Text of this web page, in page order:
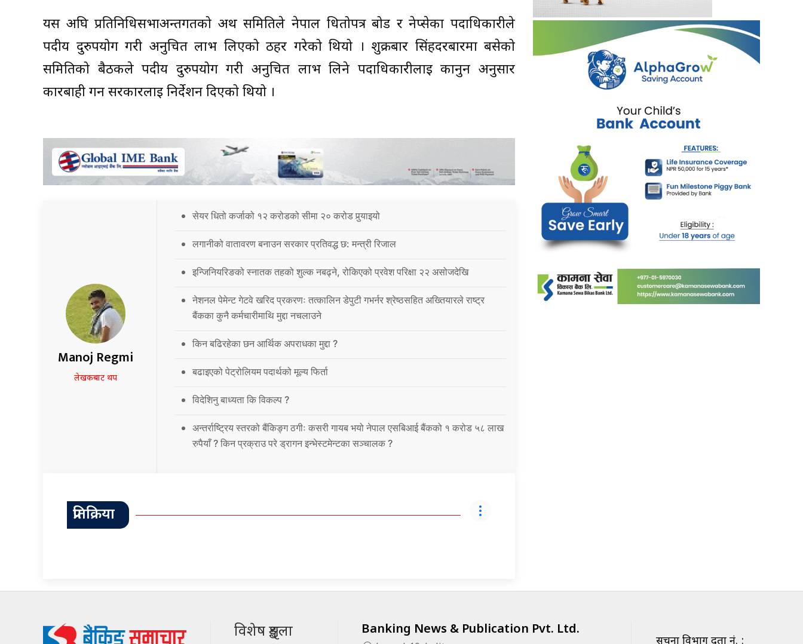
यस अघि प्रतिनिधिसभाअन्तर्गतको अर्थ समितिले नेपाल धितोपत्र बोर्ड र नेप्सेका पदाधिकारीले
पदीय दुरुपयोग गरी अनुचित लाभ लिएको ठहर गरेको थियो । शुक्रबार सिंहदरबारमा बसेको
समितिको बैठकले पदीय दुरुपयोग गरी अनुचित लाभ लिने पदाधिकारीलाई कानुन अनुसार
कारबाही गर्न सरकारलाई निर्देशन दिएको थियो ।
Manoj Regmi
लेखकबाट थप
सेयर धितो कर्जाको १२ करोडको सीमा २० करोड पुर्‍याइयो
लगानीको वातावरण बनाउन सरकार प्रतिवद्ध छ: मन्त्री रिजाल
इन्जिनियरिङको स्नातक तहको शुल्क नबढ्ने, रोकिएको प्रवेश परिक्षा २२ असोजदेखि
नेशनल पेमेन्ट गेटवे खरिद प्रकरणः तत्कालिन डेपुटी गभर्नर श्रेष्ठसहित अख्तियारले राष्ट्र
बैंकका कुनै कर्मचारीमाथि मुद्दा नचलाउने
किन बढिरहेका छन आर्थिक अपराधका मुद्दा ?
बढाइएको पेट्रोलियम पदार्थको मूल्य फिर्ता
विदेशिनु बाध्यता कि विकल्प ?
अन्तर्राष्ट्रिय स्तरको बैंकिङ्ग ठगीः कसरी गायब भयो नेपाल एसबिआई बैंकको १ करोड ५८ लाख
रुपैयाँ ? किन प्रक्राउ परे ड्रागन इन्भेस्टमेन्टका सञ्चालक ?
प्रतिक्रिया
विशेष शृङ्खला Banking News & Publication Pvt. Ltd.